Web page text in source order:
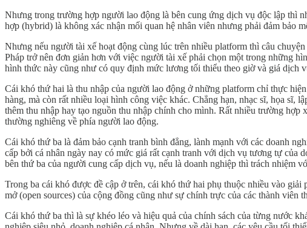
Nhưng trong trường hợp người lao động là bên cung ứng dịch vụ độc lập thì
hợp (hybrid) là không xác nhận mối quan hệ nhân viên nhưng phải đảm bảo
Nhưng nếu người tài xế hoạt động cùng lúc trên nhiều platform thì câu
Pháp trở nên đơn giản hơn với việc người tài xế phải chọn một trong những
hình thức này cũng như có quy định mức lương tối thiểu theo giờ và giá dịch
Cái khó thứ hai là thu nhập của người lao động ở những platform chỉ thực
hàng, mà còn rất nhiều loại hình công việc khác. Chẳng hạn, nhạc sĩ, họa sĩ,
thêm thu nhập hay tạo nguồn thu nhập chính cho mình. Rất nhiều trường
thường nghiêng về phía người lao động.
Cái khó thứ ba là đảm bảo cạnh tranh bình đẳng, lành mạnh với các doanh
cấp bởi cá nhân ngày nay có mức giá rất cạnh tranh với dịch vụ tương tự
bên thứ ba của người cung cấp dịch vụ, nếu là doanh nghiệp thì trách nhiệm
Trong ba cái khó được đề cập ở trên, cái khó thứ hai phụ thuộc nhiều vào
mở (open sources) của cộng đồng cũng như sự chính trực của các thành viên
Cái khó thứ ba thì là sự khéo léo và hiệu quả của chính sách của từng nước